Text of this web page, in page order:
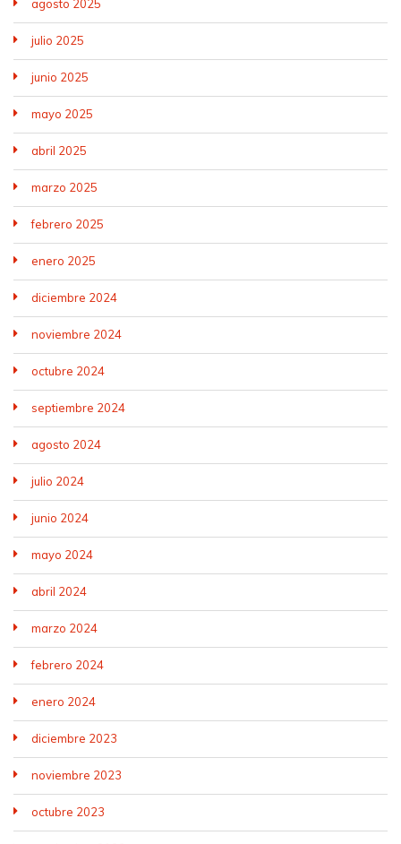
agosto 2025
julio 2025
junio 2025
mayo 2025
abril 2025
marzo 2025
febrero 2025
enero 2025
diciembre 2024
noviembre 2024
octubre 2024
septiembre 2024
agosto 2024
julio 2024
junio 2024
mayo 2024
abril 2024
marzo 2024
febrero 2024
enero 2024
diciembre 2023
noviembre 2023
octubre 2023